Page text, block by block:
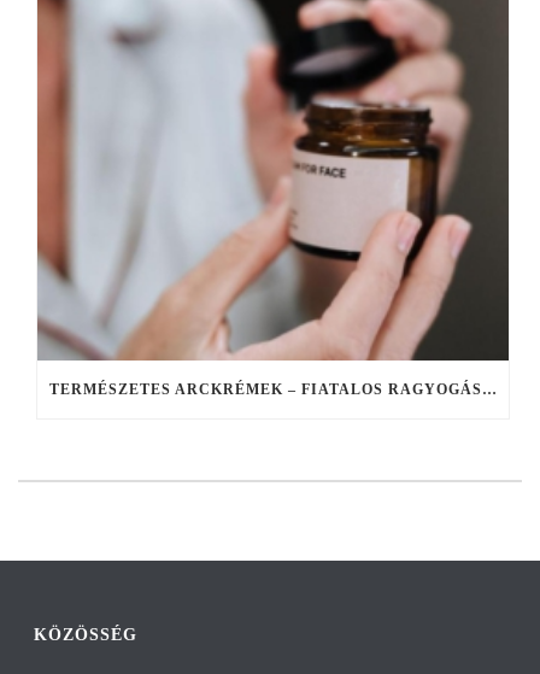
TERMÉSZETES ARCKRÉMEK – FIATALOS RAGYOGÁS A TERMÉSZET EREJÉVEL
KÖZÖSSÉG